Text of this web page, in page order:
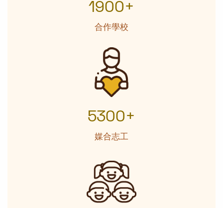
1900+
合作學校
5300+
媒合志工